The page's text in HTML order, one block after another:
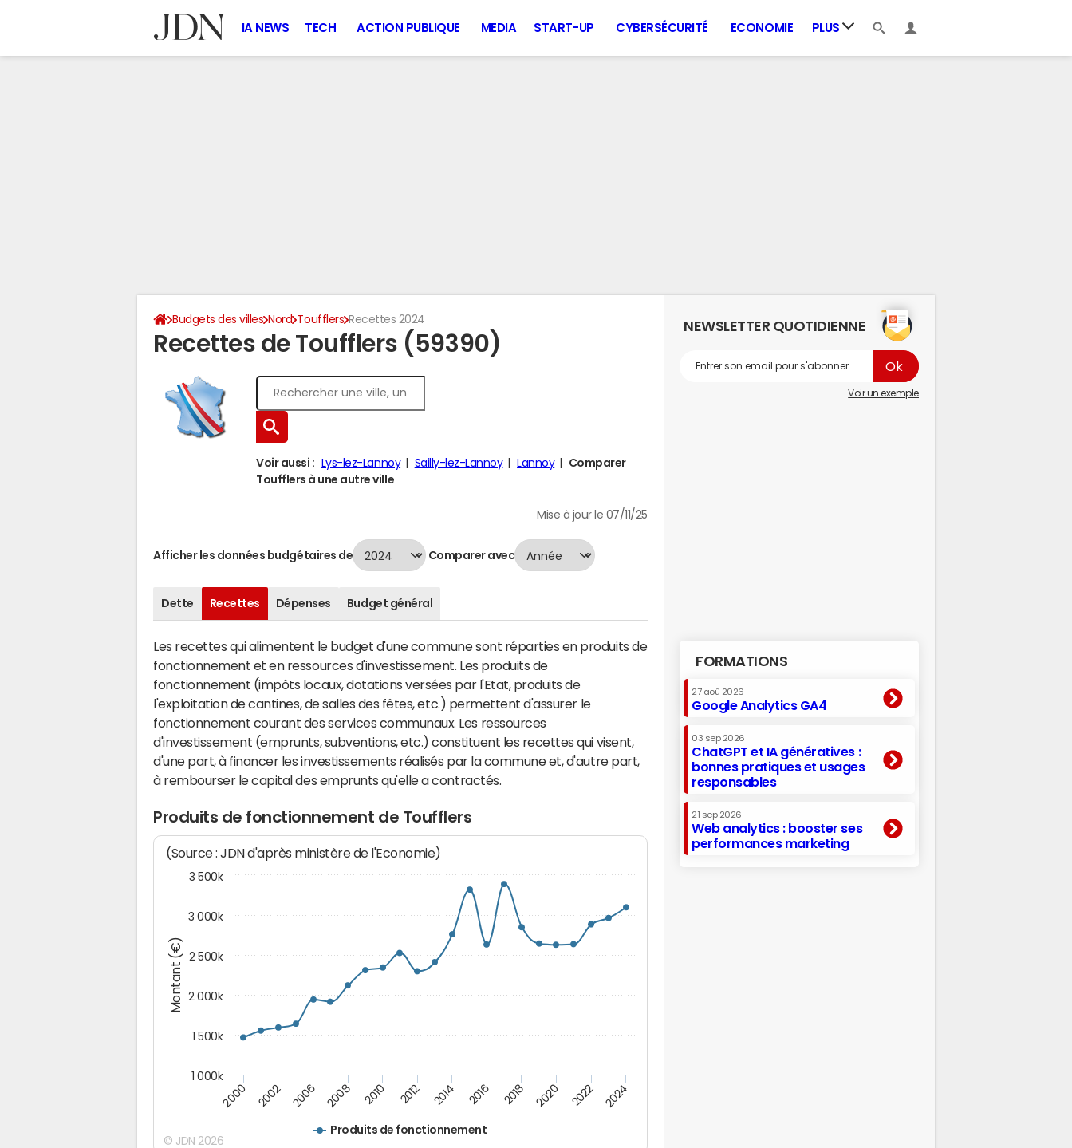
IA NEWS TECH ACTION PUBLIQUE MEDIA START-UP CYBERSÉCURITÉ ECONOMIE PLUS
Budgets des villes Nord Toufflers Recettes 2024
Recettes de Toufflers (59390)
Voir aussi : Lys-lez-Lannoy Sailly-lez-Lannoy Lannoy
Comparer
Toufflers à une autre ville
Mise à jour le 07/11/25
Afficher les données budgétaires de Comparer avec
Dette Recettes Dépenses Budget général
Les recettes qui alimentent le budget d'une commune sont réparties en produits de
fonctionnement et en ressources d'investissement. Les produits de
fonctionnement (impôts locaux, dotations versées par l'Etat, produits de
l'exploitation de cantines, de salles des fêtes, etc.) permettent d'assurer le
fonctionnement courant des services communaux. Les ressources
d'investissement (emprunts, subventions, etc.) constituent les recettes qui visent,
d'une part, à financer les investissements réalisés par la commune et, d'autre part,
à rembourser le capital des emprunts qu'elle a contractés.
Produits de fonctionnement de Toufflers
Montant (€)
(Source : JDN d'après ministère de l'Economie)
Produits de fonctionnement
2000 2002 2006 2008 2010 2012 2014 2016 2018 2020 2022 2024
1 000k
1 500k
2 000k
2 500k
3 000k
3 500k
© JDN 2026
NEWSLETTER QUOTIDIENNE
Voir un exemple
FORMATIONS
27 aoû 2026
Google Analytics GA4
03 sep 2026
ChatGPT et IA génératives :
bonnes pratiques et usages
responsables
21 sep 2026
Web analytics : booster ses
performances marketing